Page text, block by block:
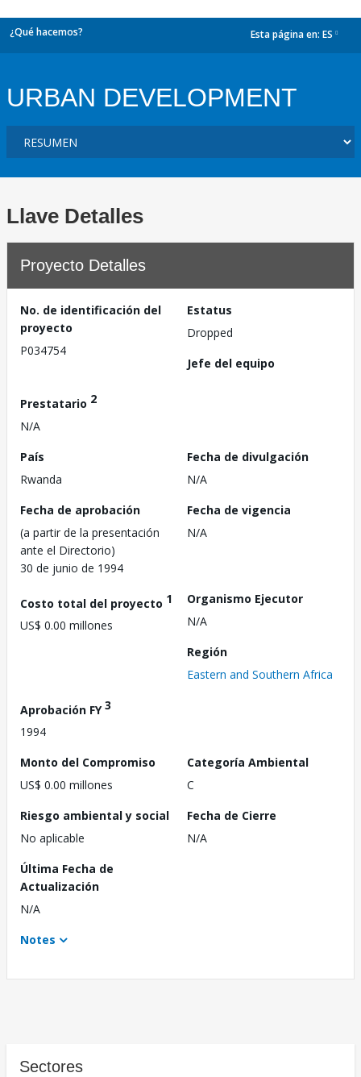
¿Qué hacemos? Esta página en: ES
URBAN DEVELOPMENT
Llave Detalles
Proyecto Detalles
No. de identificación del
proyecto
P034754
Estatus
Dropped
Jefe del equipo
Prestatario 2
N/A
País
Rwanda
Fecha de divulgación
N/A
Fecha de aprobación
(a partir de la presentación
ante el Directorio)
30 de junio de 1994
Fecha de vigencia
N/A
Costo total del proyecto 1
US$ 0.00 millones
Organismo Ejecutor
N/A
Región
Eastern and Southern Africa
Aprobación FY3
1994
Monto del Compromiso
US$ 0.00 millones
Categoría Ambiental
C
Riesgo ambiental y social
No aplicable
Fecha de Cierre
N/A
Última Fecha de
Actualización
N/A
Notes
Sectores